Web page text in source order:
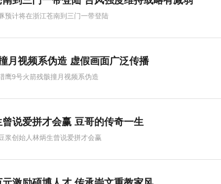
预计将在浙江苍南到三门一带登陆
月视频系伪造 虚假画面广泛传播
鹰9号火箭残骸撞月视频系伪造
说爱拼才会赢 豆哥的传奇一生
浆创始人林炳生曾说爱拼才会赢